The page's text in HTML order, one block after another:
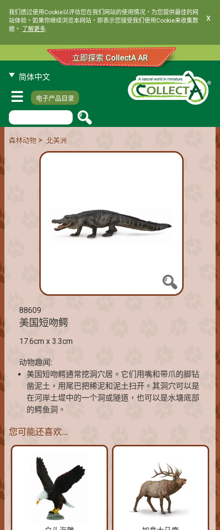
我们透过使用Cookie以评估您在我们网站的使用情况，为您提供最佳的网
站体验。如果你继续浏览本网站，即表示您接受我们使用Cookie来收集数
据。
了解更多.
x
立即探索 CollectA AR
简体中文
电子产品目录
森林动物> 北美洲
88609
美国短吻鳄
17.6cm x 3.3cm
动物趣闻:
美国短吻鳄通常挖洞穴居。它们用嘴和带爪的脚钻
凿泥土，用尾巴把稀泥和泥土扫开。其洞穴可以是
在河岸土堤中的一个洞或隧道，也可以是水塘底部
的鳄鱼洞。
您可能还喜欢…